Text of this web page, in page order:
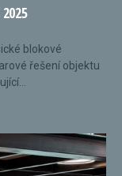
2025
blokové
řešení objektu